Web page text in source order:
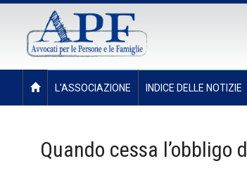
L'ASSOCIAZIONE INDICE DELLE NOTIZIE
Quando cessa